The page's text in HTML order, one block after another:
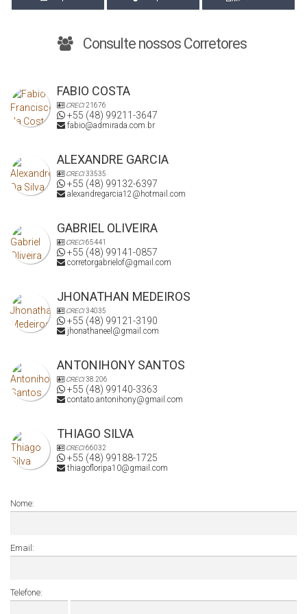
Consulte nossos Corretores
FABIO COSTA
CRECI21676
+55 (48) 99211-3647
fabio@admirada.com.br
ALEXANDRE GARCIA
CRECI33535
+55 (48) 99132-6397
alexandregarcia12@hotmail.com
GABRIEL OLIVEIRA
CRECI65441
+55 (48) 99141-0857
corretorgabrielof@gmail.com
JHONATHAN MEDEIROS
CRECI34035
+55 (48) 99121-3190
jhonathaneel@gmail.com
ANTONIHONY SANTOS
CRECI38.206
+55 (48) 99140-3363
contato.antonihony@gmail.com
THIAGO SILVA
CRECI66032
+55 (48) 99188-1725
thiagofloripa10@gmail.com
Nome:
Email:
Telefone: